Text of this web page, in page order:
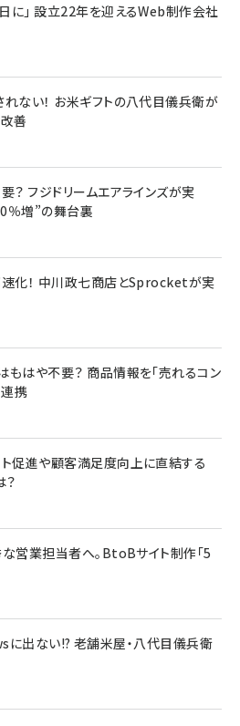
に」 設立22年を迎えるWeb制作会社
ない！ お米ギフトの八代目儀兵衛が
善
？ フジドリームエアラインズが実
％増”の舞台裏
化！ 中川政七商店とSprocketが実
もはや不要？ 商品情報を「売れるコン
携
ト促進や顧客満足度向上に直結する
？
営業担当者へ。BtoBサイト制作「5
出ない!? 老舗米屋・八代目儀兵衛